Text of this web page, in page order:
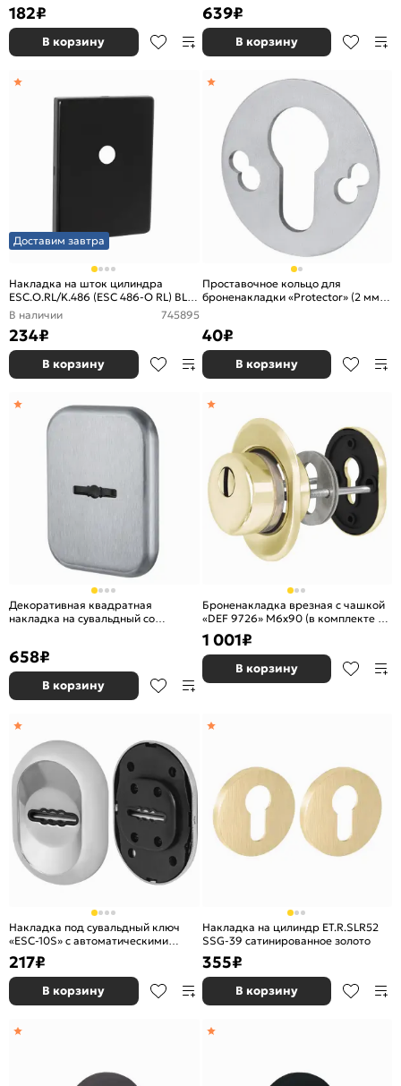
182₽
В корзину
639₽
В корзину
Доставим завтра
Накладка на шток цилиндра
ESC.O.RL/K.486 (ESC 486-O RL) BL
черный (1шт.)
В наличии 745895
234₽
В корзину
Проставочное кольцо для
броненакладки «Protector» (2 мм)
40₽
В корзину
Декоративная квадратная
накладка на сувальдный со
658₽
В корзину
Броненакладка врезная с чашкой
«DEF 9726» M6x90 (в комплекте с
накладкой на цилиндр) GP Золото
1 001₽
В корзину
Накладка под сувальдный ключ
«ESC-10S» с автоматическими
шторками CP-8 Хром (утопленная)
217₽
В корзину
Накладка на цилиндр ET.R.SLR52
SSG-39 сатинированное золото
355₽
В корзину